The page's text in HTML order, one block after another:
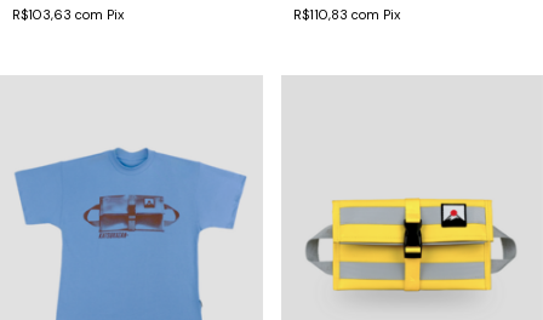
R$103,63 com Pix R$110,83 com Pix